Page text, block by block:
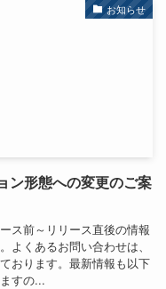
お知らせ
ン形態への変更のご案
ス前～リリース直後の情報
よくあるお問い合わせは、
おります。最新情報も以下
すの...